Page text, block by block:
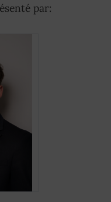
par: